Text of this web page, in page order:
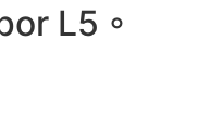
L5 ◦